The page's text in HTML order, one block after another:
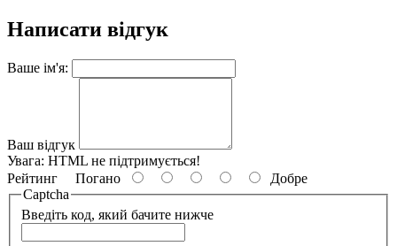
Написати відгук
Ваше ім'я:
Ваш відгук
Увага: HTML не підтримується!
Рейтинг Погано
Добре
Captcha
Введіть код, який бачите нижче